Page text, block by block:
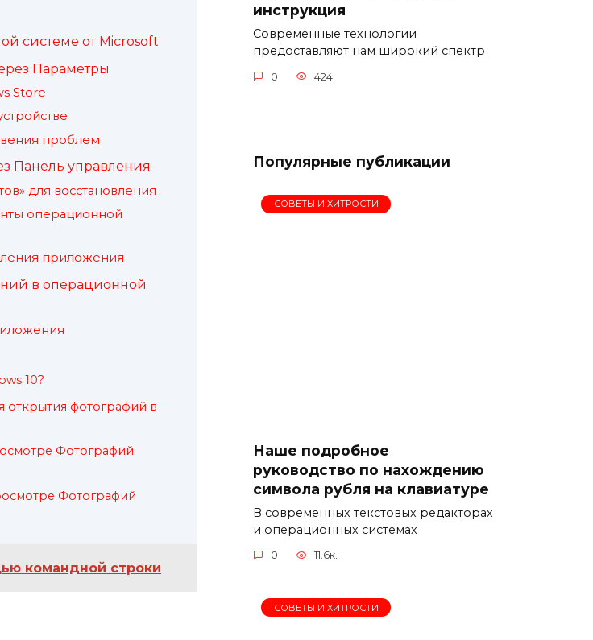
системе от Microsoft
Параметры
Store
проблем
Панель управления
для восстановления
операционной
приложения
в операционной
10?
открытия фотографий в
Фотографий
Фотографий
командной строки
инструкция
Современные технологии
предоставляют нам широкий спектр
0 424
Популярные публикации
СОВЕТЫ И ХИТРОСТИ
Наше подробное
руководство по нахождению
символа рубля на клавиатуре
В современных текстовых редакторах
и операционных системах
0 11.6к.
СОВЕТЫ И ХИТРОСТИ